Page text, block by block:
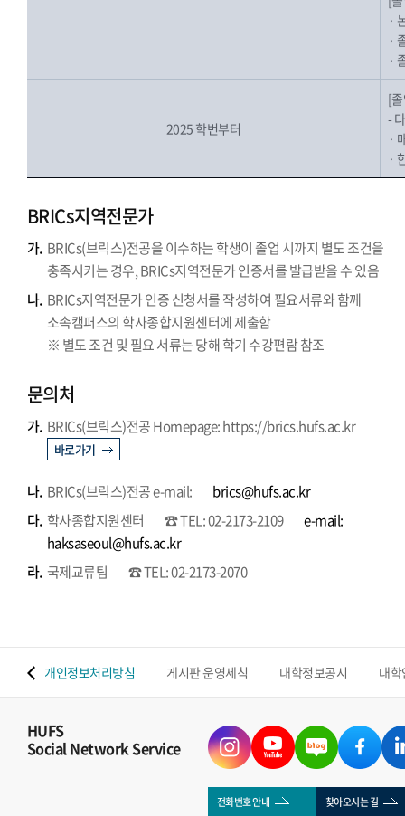
·
·
·
2025 학번부터
[
-
·
·
BRICs지역전문가
가. BRICs(브릭스)전공을 이수하는 학생이 졸업 시까지 별도 조건을
충족시키는 경우, BRICs지역전문가 인증서를 발급받을 수 있음
나. BRICs지역전문가 인증 신청서를 작성하여 필요서류와 함께
소속캠퍼스의 학사종합지원센터에 제출함
※ 별도 조건 및 필요 서류는 당해 학기 수강편람 참조
문의처
가. BRICs(브릭스)전공 Homepage: https://brics.hufs.ac.kr
바로가기
나. BRICs(브릭스)전공 e-mail:
brics@hufs.ac.kr
다. 학사종합지원센터 ☎ TEL: 02-2173-2109
e-mail:
haksaseoul@hufs.ac.kr
라. 국제교류팀 ☎ TEL: 02-2173-2070
개인정보처리방침 게시판 운영세칙 대학정보공시 대
HUFS
Social Network Service
전화번호 안내 찾아오시는 길